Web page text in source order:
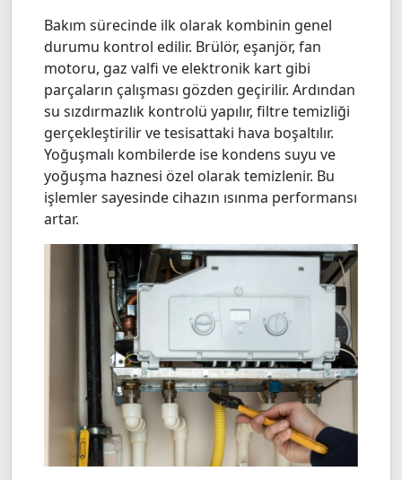
Bakım sürecinde ilk olarak kombinin genel
durumu kontrol edilir. Brülör, eşanjör, fan
motoru, gaz valfi ve elektronik kart gibi
parçaların çalışması gözden geçirilir. Ardından
su sızdırmazlık kontrolü yapılır, filtre temizliği
gerçekleştirilir ve tesisattaki hava boşaltılır.
Yoğuşmalı kombilerde ise kondens suyu ve
yoğuşma haznesi özel olarak temizlenir. Bu
işlemler sayesinde cihazın ısınma performansı
artar.